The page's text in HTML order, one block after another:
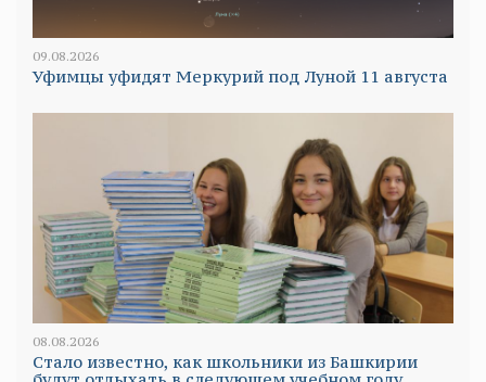
09.08.2026
Уфимцы уфидят Меркурий под Луной 11 августа
08.08.2026
Стало известно, как школьники из Башкирии